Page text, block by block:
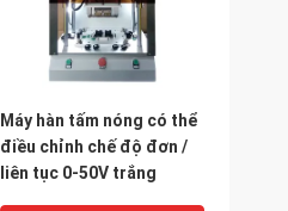
Máy hàn tấm nóng có thể
điều chỉnh chế độ đơn /
liên tục 0-50V trắng